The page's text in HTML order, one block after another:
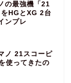
の最強機「21
HGとXG 2台
ンプレ
ノ 21スコーピ
使ってきたの